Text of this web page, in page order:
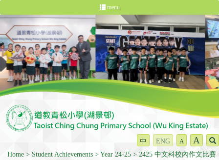
menu
中 ENG A A
Home Student Achievements Year 24-25
2425 中文科校內作文比賽